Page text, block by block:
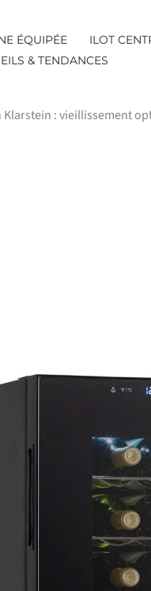
ÉQUIPÉE ILOT
& TENDANCES
Klarstein : vieillissement